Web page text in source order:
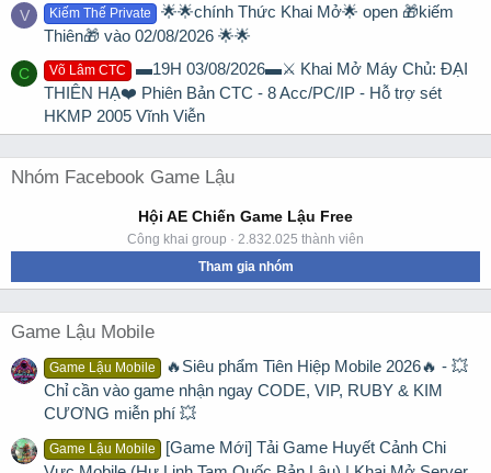
V Kiếm Thế Private
🌟🌟chính Thức Khai Mở🌟 open 🎁kiếm
Thiên🎁 vào 02/08/2026 🌟🌟
C Võ Lâm CTC
▬19H 03/08/2026▬⚔️ Khai Mở Máy Chủ: ĐẠI
THIÊN HẠ❤️ Phiên Bản CTC - 8 Acc/PC/IP - Hỗ trợ sét
HKMP 2005 Vĩnh Viễn
Nhóm Facebook Game Lậu
Hội AE Chiến Game Lậu Free
Công khai group · 2.832.025 thành viên
Tham gia nhóm
Game Lậu Mobile
Game Lậu Mobile
🔥Siêu phẩm Tiên Hiệp Mobile 2026🔥 - 💥
Chỉ cần vào game nhận ngay CODE, VIP, RUBY & KIM
CƯƠNG miễn phí 💥
Game Lậu Mobile
[Game Mới] Tải Game Huyết Cảnh Chi